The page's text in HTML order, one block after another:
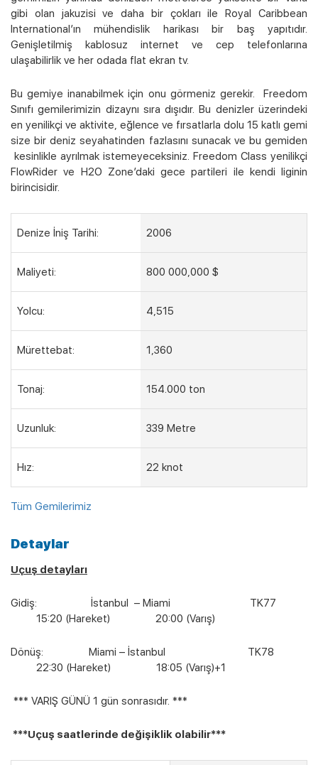
Kampanyalı Turlar
gibi olan jakuzisi ve daha bir çokları ile Royal Caribbean
International’ın mühendislik harikası bir baş yapıtıdır.
Genişletilmiş kablosuz internet ve cep telefonlarına
ulaşabilirlik ve her odada flat ekran tv.
Bu gemiye inanabilmek için onu görmeniz gerekir. Freedom
Sınıfı gemilerimizin dizaynı sıra dışıdır. Bu denizler üzerindeki
en yenilikçi ve aktivite, eğlence ve fırsatlarla dolu 15 katlı gemi
size bir deniz seyahatinden fazlasını sunacak ve bu gemiden
kesinlikle ayrılmak istemeyeceksiniz. Freedom Class yenilikçi
FlowRider ve H2O Zone’daki gece partileri ile kendi liginin
birincisidir.
Denize İniş Tarihi: 2006
Maliyeti: 800 000,000 $
Yolcu: 4,515
Mürettebat: 1,360
Tonaj: 154.000 ton
Uzunluk: 339 Metre
Hız: 22 knot
Tüm Gemilerimiz
Detaylar
Uçuş detayları
Gidiş: İstanbul – Miami TK77
15:20 (Hareket) 20:00 (Varış)
Dönüş: Miami – İstanbul TK78
22:30 (Hareket) 18:05 (Varış)+1
*** VARIŞ GÜNÜ 1 gün sonrasıdır. ***
***Uçuş saatlerinde değişiklik olabilir***